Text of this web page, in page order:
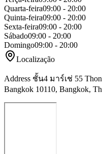
Quarta-feira09:00 - 20:00
Quinta-feira09:00 - 20:00
Sexta-feira09:00 - 20:00
Sábado09:00 - 20:00
Domingo09:00 - 20:00
Localização
Address ชั้น4 มาร์เช่ 55
Bangkok 10110, Bangkok,